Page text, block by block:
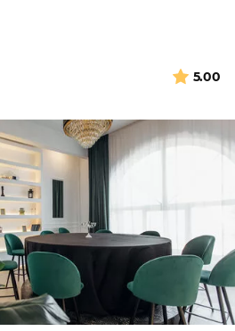
5.00